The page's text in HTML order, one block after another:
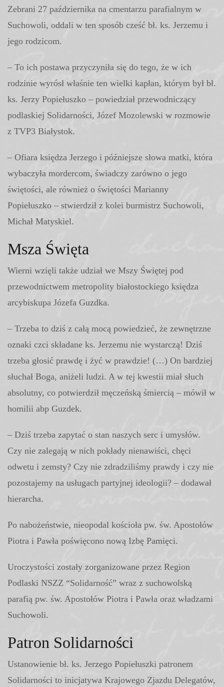
Zebrani 27 października na cmentarzu parafialnym w
Suchowoli, oddali w ten sposób cześć bł. ks. Jerzemu i
jego rodzicom.
– To ich postawa przyczyniła się do tego, że w ich
rodzinie wyrósł właśnie ten wielki kapłan, którym był bł.
ks. Jerzy Popiełuszko – powiedział przewodniczący
podlaskiej Solidarności, Józef Mozolewski w rozmowie
z TVP3 Białystok.
– Ofiara księdza Jerzego i późniejsze słowa matki, która
wybaczyła mordercom, świadczy zarówno o jego
świętości, ale również o świętości Marianny
Popiełuszko – stwierdził z kolei burmistrz Suchowoli,
Michał Matyskiel.
Msza Święta
Wierni wzięli także udział we Mszy Świętej pod
przewodnictwem metropolity białostockiego księdza
arcybiskupa Józefa Guzdka.
– Trzeba to dziś z całą mocą powiedzieć, że zewnętrzne
oznaki czci składane ks. Jerzemu nie wystarczą! Dziś
trzeba głosić prawdę i żyć w prawdzie! (…) On bardziej
słuchał Boga, aniżeli ludzi. A w tej kwestii miał słuch
absolutny, co potwierdził męczeńską śmiercią – mówił w
homilii abp Guzdek.
– Dziś trzeba zapytać o stan naszych serc i umysłów.
Czy nie zalegają w nich pokłady nienawiści, chęci
odwetu i zemsty? Czy nie zdradziliśmy prawdy i czy nie
pozostajemy na usługach partyjnej ideologii? – dodawał
hierarcha.
Po nabożeństwie, nieopodal kościoła pw. św. Apostołów
Piotra i Pawła poświęcono nową Izbę Pamięci.
Uroczystości zostały zorganizowane przez Region
Podlaski NSZZ “Solidarność” wraz z suchowolską
parafią pw. św. Apostołów Piotra i Pawła oraz władzami
Suchowoli.
Patron Solidarności
Ustanowienie bł. ks. Jerzego Popiełuszki patronem
Solidarności to inicjatywa Krajowego Zjazdu Delegatów,